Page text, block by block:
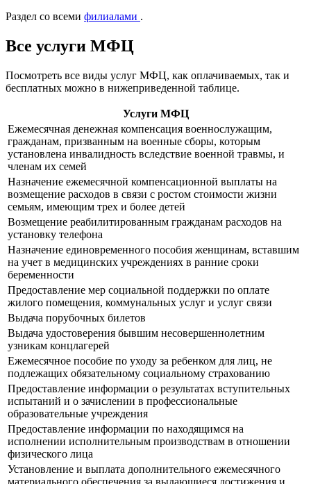
Раздел со всеми филиалами .
Все услуги МФЦ
Посмотреть все виды услуг МФЦ, как оплачиваемых, так и
бесплатных можно в нижеприведенной таблице.
Услуги МФЦ
Ежемесячная денежная компенсация военнослужащим,
гражданам, призванным на военные сборы, которым
установлена инвалидность вследствие военной травмы, и
членам их семей
Назначение ежемесячной компенсационной выплаты на
возмещение расходов в связи с ростом стоимости жизни
семьям, имеющим трех и более детей
Возмещение реабилитированным гражданам расходов на
установку телефона
Назначение единовременного пособия женщинам, вставшим
на учет в медицинских учреждениях в ранние сроки
беременности
Предоставление мер социальной поддержки по оплате
жилого помещения, коммунальных услуг и услуг связи
Выдача порубочных билетов
Выдача удостоверения бывшим несовершеннолетним
узникам концлагерей
Ежемесячное пособие по уходу за ребенком для лиц, не
подлежащих обязательному социальному страхованию
Предоставление информации о результатах вступительных
испытаний и о зачислении в профессиональные
образовательные учреждения
Предоставление информации по находящимся на
исполнении исполнительным производствам в отношении
физического лица
Установление и выплата дополнительного ежемесячного
материального обеспечения за выдающиеся достижения и